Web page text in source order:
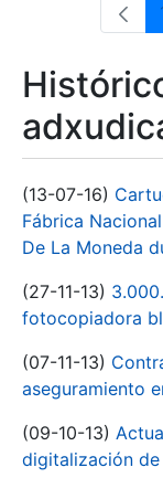
(13-07-16)
Fábrica
De La Moneda
(27-11-13)
fotocopiadora
(07-11-13)
aseguramiento
(09-10-13)
digitalización de